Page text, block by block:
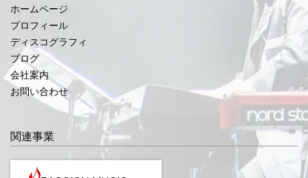
2025年5月
2025年4月
2025年3月
2025年2月
2025年1月
2024年12月
ホームページ
プロフィール
ディスコグラフィ
ブログ
会社案内
お問い合わせ
関連事業